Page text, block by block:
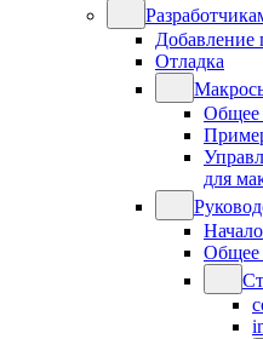
Добавление
Отладка
Общее
для
Общее